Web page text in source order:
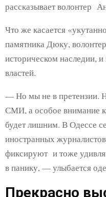
рассказывает волонтер
Что же касается
памятника Дюку,
историческом наследии,
властей.
— Но мы не в претензии.
СМИ, а особое внимание
будет лишним. В Одессе
иностранных
фиксируют и тоже
в панику, — улыбается
Прекрасно